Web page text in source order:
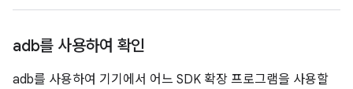
adb를 사용하여 확인
adb를 사용하여 기기에서 어느 SDK 확장 프로그램을 사용할